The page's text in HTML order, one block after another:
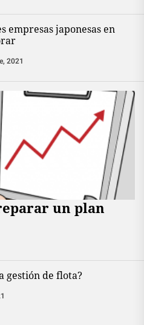
empresas japonesas en
2021
un plan
gestión de flota?